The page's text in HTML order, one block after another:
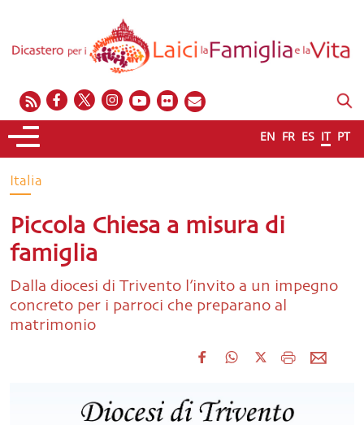
EN FR ES IT PT
Italia
Piccola Chiesa a misura di
famiglia
Dalla diocesi di Trivento l’invito a un impegno
concreto per i parroci che preparano al
matrimonio